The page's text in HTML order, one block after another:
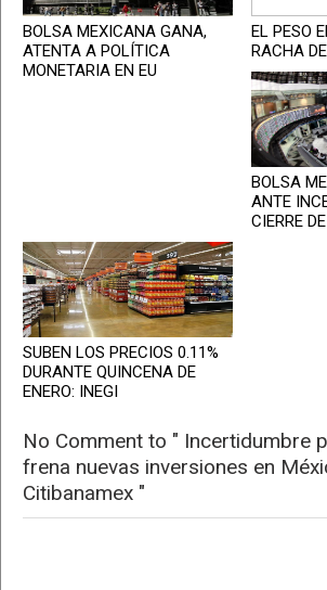
BOLSA MEXICANA GANA,
ATENTA A POLÍTICA
MONETARIA EN EU
EL PESO
RACHA
BOLSA
ANTE
CIERRE
SUBEN LOS PRECIOS 0.11%
DURANTE QUINCENA DE
ENERO: INEGI
No Comment to " Incertidumbre
frena nuevas inversiones en
Citibanamex "